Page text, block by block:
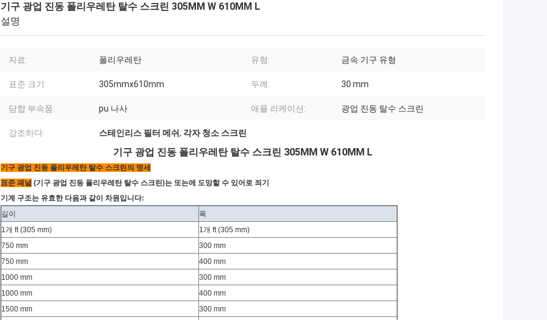
기구 광업 진동 폴리우레탄 탈수 스크린 305MM W 610MM L
설명
자료: 폴리우레탄 유형: 금속 기구 유형
표준 크기: 305mmx610mm 두께: 30 mm
담합 부속품: pu 나사 애플 리케이션: 광업 진동 탈수 스크린
강조하다: 스테인리스 필터 메쉬, 각자 청소 스크린
기구 광업 진동 폴리우레탄 탈수 스크린 305MM W 610MM L
기구 광업 진동 폴리우레탄 탈수 스크린의 명세
표준 패널 (기구 광업 진동 폴리우레탄 탈수 스크린)는 또는에 도망할 수 있어로 죄기
기계 구조는 유효한 다음과 같이 차원입니다:
길이
폭
1개 ft (305 mm)
1개 ft (305 mm)
750 mm
300 mm
750 mm
400 mm
1000 mm
300 mm
1000 mm
400 mm
1500 mm
300 mm